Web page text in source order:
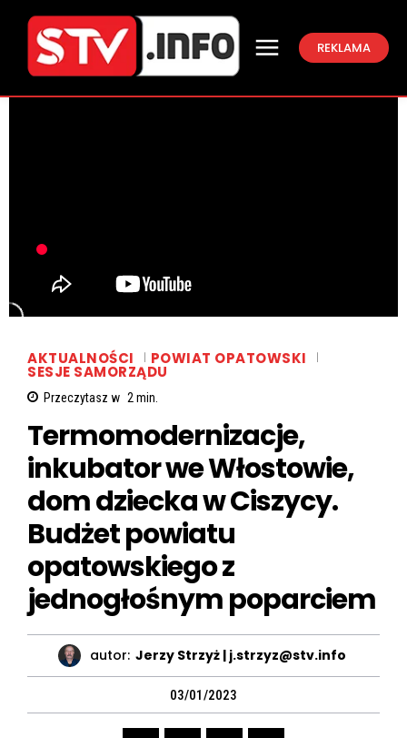
REKLAMA
AKTUALNOŚCI POWIAT OPATOWSKI
SESJE SAMORZĄDU
Przeczytasz w 2min.
Termomodernizacje,
inkubator we Włostowie,
dom dziecka w Ciszycy.
Budżet powiatu
opatowskiego z
jednogłośnym poparciem
autor: Jerzy Strzyż | j.strzyz@stv.info
03/01/2023